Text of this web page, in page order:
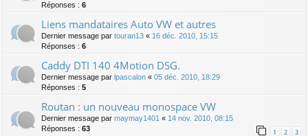
Réponses : 6
Liens mandataires Auto VW et autres
Dernier message par touran13 « 16 déc. 2010, 15:15
Réponses : 6
Caddy DTI 140 4Motion DSG.
Dernier message par lpascalon « 05 déc. 2010, 18:29
Réponses : 5
Routan : un nouveau monospace VW
Dernier message par maymay1401 « 14 nov. 2010, 08:15
Réponses : 63 1 2 3